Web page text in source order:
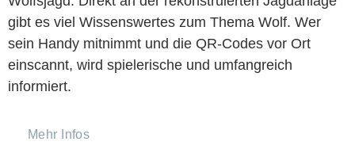
gibt es viel Wissenswertes zum Thema Wolf. Wer
sein Handy mitnimmt und die QR-Codes vor Ort
einscannt, wird spielerische und umfangreich
informiert.
Mehr Infos